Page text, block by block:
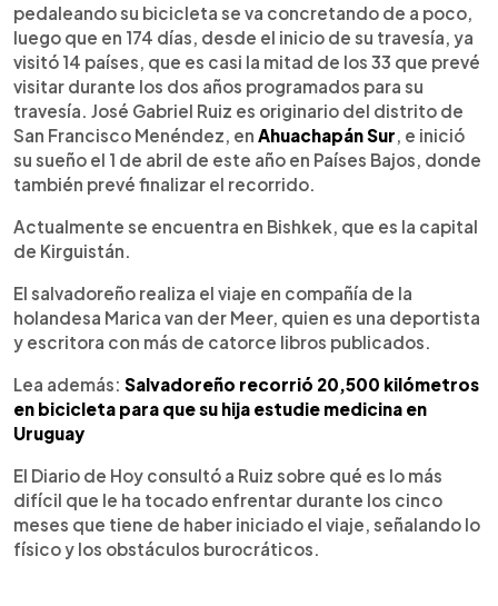
pedaleando su bicicleta se va concretando de a poco,
luego que en 174 días, desde el inicio de su travesía, ya
visitó 14 países, que es casi la mitad de los 33 que prevé
visitar durante los dos años programados para su
travesía. José Gabriel Ruiz es originario del distrito de
San Francisco Menéndez, en Ahuachapán Sur , e inició
su sueño el 1 de abril de este año en Países Bajos, donde
también prevé finalizar el recorrido.
Actualmente se encuentra en Bishkek, que es la capital
de Kirguistán.
El salvadoreño realiza el viaje en compañía de la
holandesa Marica van der Meer, quien es una deportista
y escritora con más de catorce libros publicados.
Lea además: Salvadoreño recorrió 20,500 kilómetros
en bicicleta para que su hija estudie medicina en
Uruguay
El Diario de Hoy consultó a Ruiz sobre qué es lo más
difícil que le ha tocado enfrentar durante los cinco
meses que tiene de haber iniciado el viaje, señalando lo
físico y los obstáculos burocráticos.